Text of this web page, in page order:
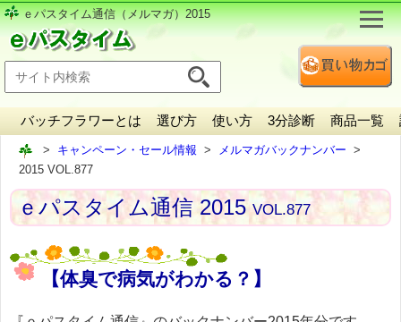
ｅパスタイム通信（メルマガ）2015
バッチフラワーとは 選び方 使い方 3分診断 商品一覧
キャンペーン・セール情報
メルマガバックナンバー
2015 VOL.877
ｅパスタイム通信 2015VOL.877
【体臭で病気がわかる？】